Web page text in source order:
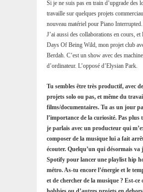
Si je ne suis pas en train d’upgrade des
travaille sur quelques projets
nouveau matériel pour Piano Interrupted.
J’ai aussi des collaborations en cours, et
Days Of Being Wild, mon projet club
Berdah. C’est un show avec des
d’ordinateur. L’opposé d’Elysian Park.
Tu sembles être très productif, avec
projets solo ou pas, et même du
films/documentaires. Tu as un jour
l’importance de la curiosité. Pas plus
je parlais avec un producteur qui
composer de la musique lui a fait
écouter. Quelqu’un qui désormais va
Spotify pour lancer une playlist hip
métro. As-tu encore l’énergie et le
et de chercher de la musique ? Est-ce